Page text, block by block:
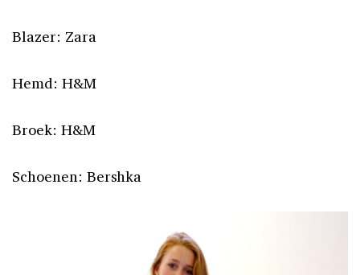
Blazer: Zara
Hemd: H&M
Broek: H&M
Schoenen: Bershka